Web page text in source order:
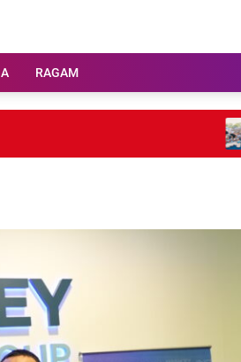
RAGAM